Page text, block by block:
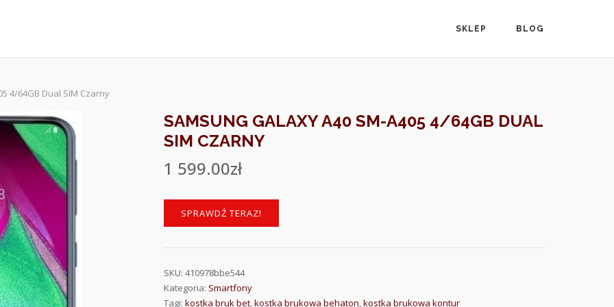
SKLEP BLOG
4/64GB Dual SIM Czarny
SAMSUNG GALAXY A40 SM-A405 4/64GB DUAL
SIM CZARNY
1 599.00zł
SPRAWDŹ TERAZ!
SKU:410978bbe544
Kategoria: Smartfony
Tagi:kostka bruk bet,kostka brukowa behaton,kostka brukowa kontur